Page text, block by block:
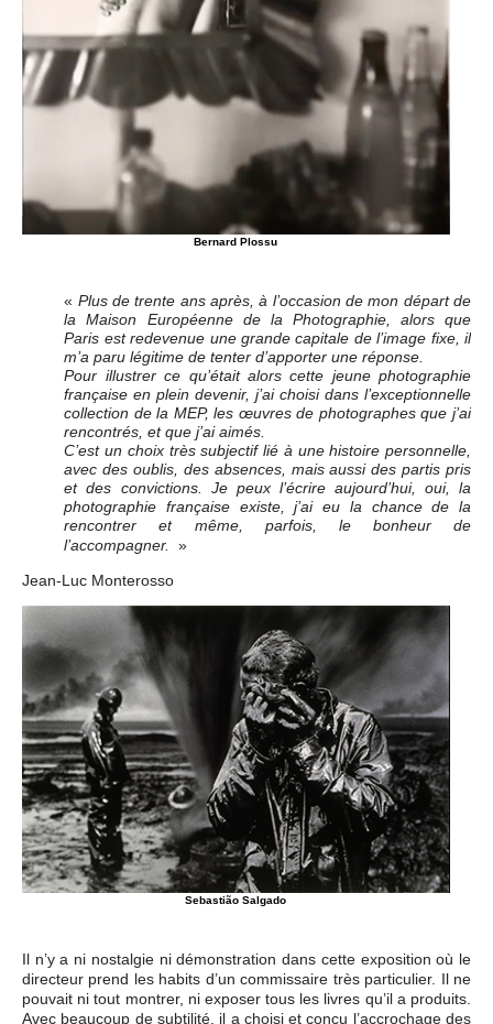
Bernard Plossu
« Plus de trente ans après, à l’occasion de mon départ de
la Maison Européenne de la Photographie, alors que
Paris est redevenue une grande capitale de l’image fixe, il
m’a paru légitime de tenter d’apporter une réponse.
Pour illustrer ce qu’était alors cette jeune photographie
française en plein devenir, j’ai choisi dans l’exceptionnelle
collection de la MEP, les œuvres de photographes que j’ai
rencontrés, et que j’ai aimés.
C’est un choix très subjectif lié à une histoire personnelle,
avec des oublis, des absences, mais aussi des partis pris
et des convictions. Je peux l’écrire aujourd’hui, oui, la
photographie française existe, j’ai eu la chance de la
rencontrer et même, parfois, le bonheur de
l’accompagner.
»
Jean-Luc Monterosso
Sebastião Salgado
Il n’y a ni nostalgie ni démonstration dans cette exposition où le
directeur prend les habits d’un commissaire très particulier. Il ne
pouvait ni tout montrer, ni exposer tous les livres qu’il a produits.
Avec beaucoup de subtilité, il a choisi et conçu l’accrochage des